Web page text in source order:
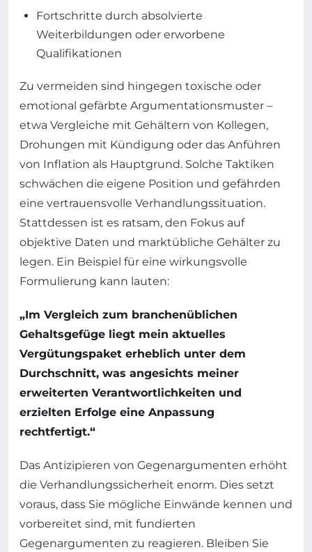
Fortschritte durch absolvierte
Weiterbildungen oder erworbene
Qualifikationen
Zu vermeiden sind hingegen toxische oder
emotional gefärbte Argumentationsmuster –
etwa Vergleiche mit Gehältern von Kollegen,
Drohungen mit Kündigung oder das Anführen
von Inflation als Hauptgrund. Solche Taktiken
schwächen die eigene Position und gefährden
eine vertrauensvolle Verhandlungssituation.
Stattdessen ist es ratsam, den Fokus auf
objektive Daten und marktübliche Gehälter zu
legen. Ein Beispiel für eine wirkungsvolle
Formulierung kann lauten:
„Im Vergleich zum branchenüblichen
Gehaltsgefüge liegt mein aktuelles
Vergütungspaket erheblich unter dem
Durchschnitt, was angesichts meiner
erweiterten Verantwortlichkeiten und
erzielten Erfolge eine Anpassung
rechtfertigt.“
Das Antizipieren von Gegenargumenten erhöht
die Verhandlungssicherheit enorm. Dies setzt
voraus, dass Sie mögliche Einwände kennen und
vorbereitet sind, mit fundierten
Gegenargumenten zu reagieren. Bleiben Sie